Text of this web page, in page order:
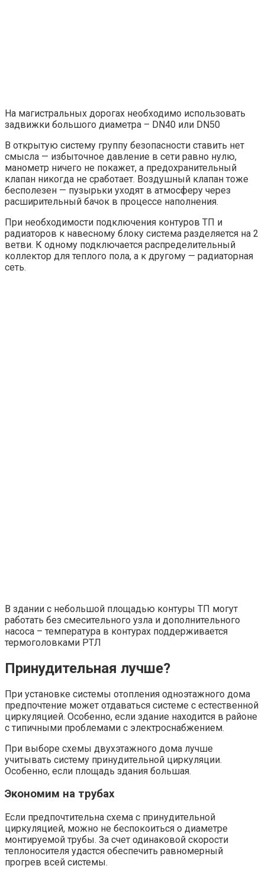
На магистральных дорогах необходимо использовать
задвижки большого диаметра – DN40 или DN50
В открытую систему группу безопасности ставить нет
смысла — избыточное давление в сети равно нулю,
манометр ничего не покажет, а предохранительный
клапан никогда не сработает. Воздушный клапан тоже
бесполезен — пузырьки уходят в атмосферу через
расширительный бачок в процессе наполнения.
При необходимости подключения контуров ТП и
радиаторов к навесному блоку система разделяется на 2
ветви. К одному подключается распределительный
коллектор для теплого пола, а к другому — радиаторная
сеть.
В здании с небольшой площадью контуры ТП могут
работать без смесительного узла и дополнительного
насоса – температура в контурах поддерживается
термоголовками РТЛ
Принудительная лучше?
При установке системы отопления одноэтажного дома
предпочтение может отдаваться системе с естественной
циркуляцией. Особенно, если здание находится в районе
с типичными проблемами с электроснабжением.
При выборе схемы двухэтажного дома лучше
учитывать систему принудительной циркуляции.
Особенно, если площадь здания большая.
Экономим на трубах
Если предпочтительна схема с принудительной
циркуляцией, можно не беспокоиться о диаметре
монтируемой трубы. За счет одинаковой скорости
теплоносителя удастся обеспечить равномерный
прогрев всей системы.